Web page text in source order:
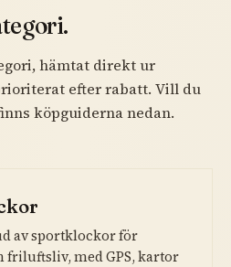
hämtat direkt ur
efter rabatt. Vill du
köpguiderna nedan.
av sportklockor för
friluftsliv, med GPS, kartor